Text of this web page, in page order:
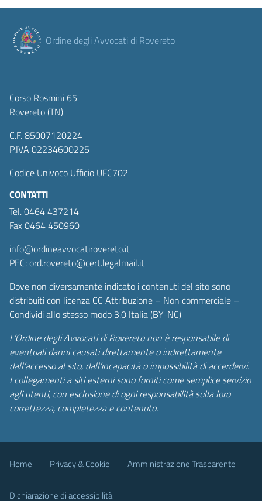
Ordine degli Avvocati di Rovereto
Corso Rosmini 65
Rovereto (TN)
C.F. 85007120224
P.IVA 02234600225
Codice Univoco Ufficio UFC702
CONTATTI
Tel. 0464 437214
Fax 0464 450960
info@ordineavvocatirovereto.it
PEC: ord.rovereto@cert.legalmail.it
Dove non diversamente indicato i contenuti del sito sono
distribuiti con licenza CC Attribuzione – Non commerciale –
Condividi allo stesso modo 3.0 Italia (BY-NC)
L’Ordine degli Avvocati di Rovereto non è responsabile di
eventuali danni causati direttamente o indirettamente
dall’accesso al sito, dall’incapacità o impossibilità di accerdervi.
I collegamenti a siti esterni sono forniti come semplice servizio
agli utenti, con esclusione di ogni responsabilità sulla loro
correttezza, completezza e contenuto.
Home Privacy & Cookie Amministrazione Trasparente
Dichiarazione di accessibilità